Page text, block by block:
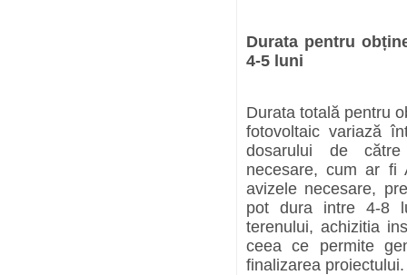
Durata pentru
4-5 luni
Durata totală pentru
fotovoltaic variază
dosarului de către
necesare, cum ar fi
avizele necesare,
pot dura intre 4-8
terenului, achizitia
ceea ce permite
finalizarea proiectului.